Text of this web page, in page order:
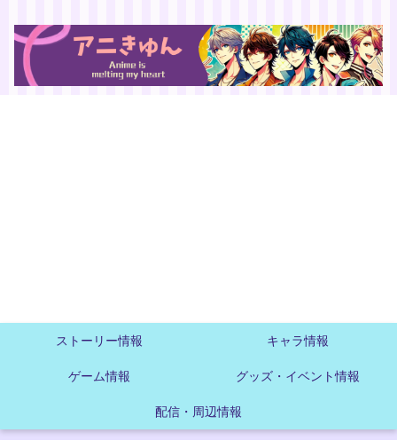
ストーリー情報 キャラ情報
ゲーム情報 グッズ・イベント情報
配信・周辺情報